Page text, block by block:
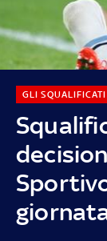
GLI SQUALIFICATI